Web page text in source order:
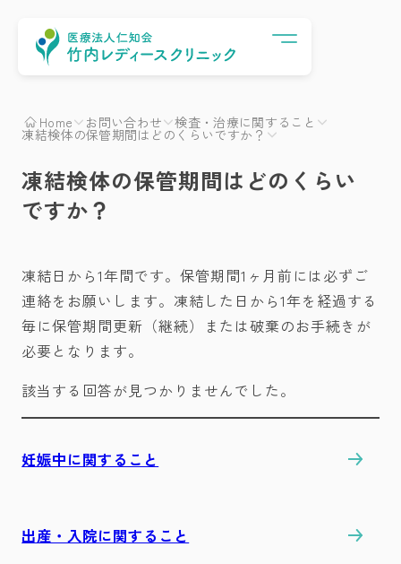
Home お問い合わせ 検査・治療に関すること
凍結検体の保管期間はどのくらいですか？
凍結検体の保管期間はどのくらい
ですか？
凍結日から1年間です。保管期間1ヶ月前には必ずご
連絡をお願いします。凍結した日から1年を経過する
毎に保管期間更新（継続）または破棄のお手続きが
必要となります。
該当する回答が見つかりませんでした。
妊娠中に関すること
出産・入院に関すること